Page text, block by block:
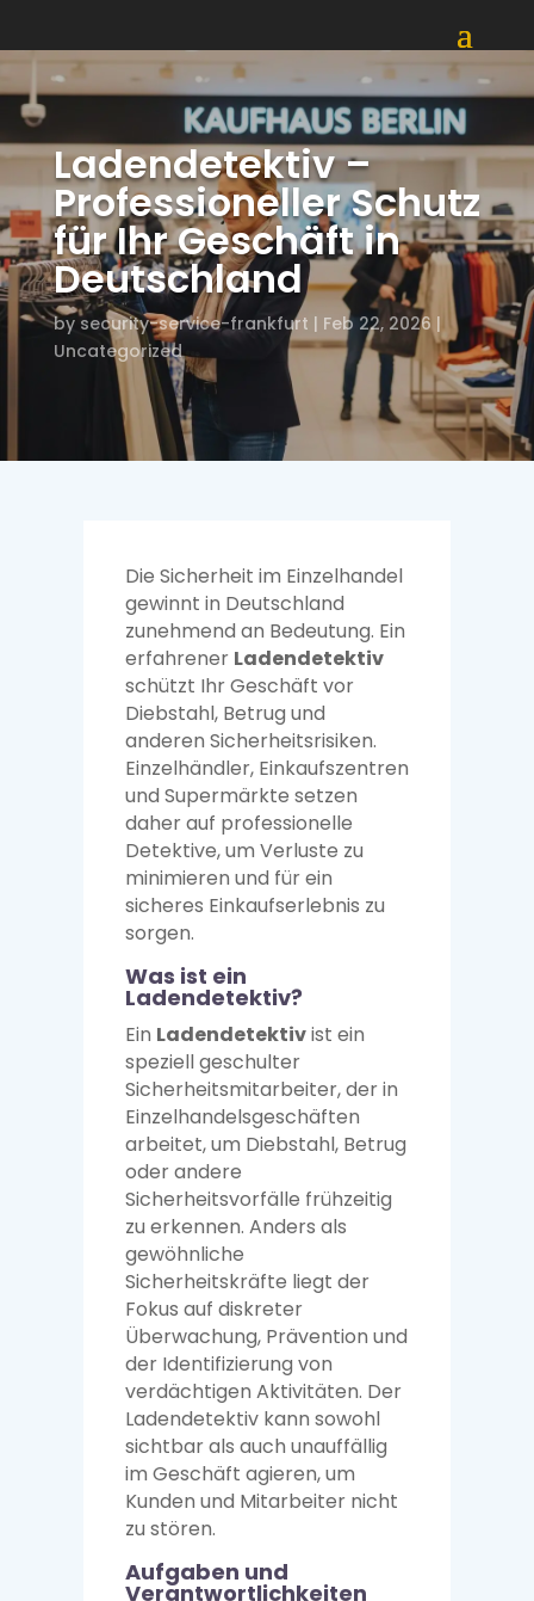
Ladendetektiv –
Professioneller Schutz
für Ihr Geschäft in
Deutschland
bysecurity-service-frankfurt | Feb 22, 2026 |
Uncategorized
Die Sicherheit im Einzelhandel
gewinnt in Deutschland
zunehmend an Bedeutung. Ein
erfahrener Ladendetektiv
schützt Ihr Geschäft vor
Diebstahl, Betrug und
anderen Sicherheitsrisiken.
Einzelhändler, Einkaufszentren
und Supermärkte setzen
daher auf professionelle
Detektive, um Verluste zu
minimieren und für ein
sicheres Einkaufserlebnis zu
sorgen.
Was ist ein
Ladendetektiv?
Ein Ladendetektivist ein
speziell geschulter
Sicherheitsmitarbeiter, der in
Einzelhandelsgeschäften
arbeitet, um Diebstahl, Betrug
oder andere
Sicherheitsvorfälle frühzeitig
zu erkennen. Anders als
gewöhnliche
Sicherheitskräfte liegt der
Fokus auf diskreter
Überwachung, Prävention und
der Identifizierung von
verdächtigen Aktivitäten. Der
Ladendetektiv kann sowohl
sichtbar als auch unauffällig
im Geschäft agieren, um
Kunden und Mitarbeiter nicht
zu stören.
Aufgaben und
Verantwortlichkeiten